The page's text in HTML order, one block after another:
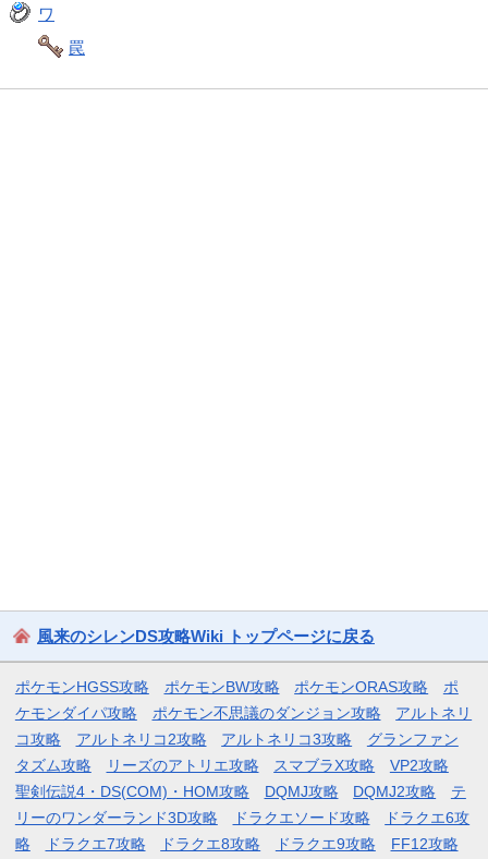
ワ
罠
風来のシレンDS攻略Wiki トップページに戻る
ポケモンHGSS攻略 ポケモンBW攻略 ポケモンORAS攻略
ポ
ケモンダイパ攻略
ポケモン不思議のダンジョン攻略
アルトネリ
コ攻略
アルトネリコ2攻略 アルトネリコ3攻略
グランファン
タズム攻略
リーズのアトリエ攻略 スマブラX攻略
VP2攻略
聖剣伝説4・DS(COM)・HOM攻略
DQMJ攻略 DQMJ2攻略
テ
リーのワンダーランド3D攻略
ドラクエソード攻略
ドラクエ6攻
略
ドラクエ7攻略 ドラクエ8攻略 ドラクエ9攻略 FF12攻略